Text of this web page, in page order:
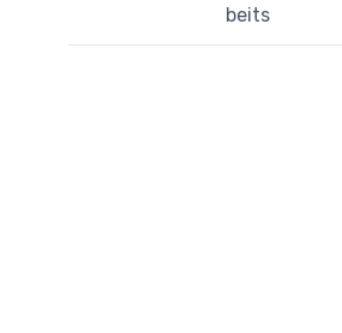
beits